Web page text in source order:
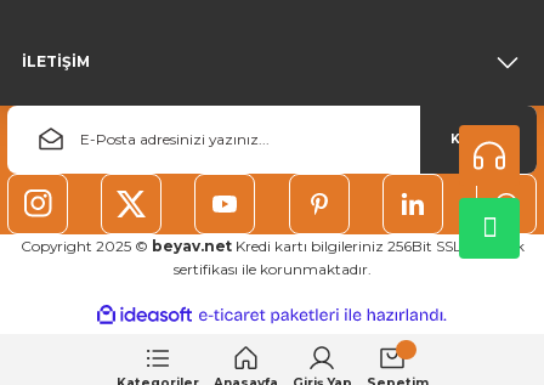
İLETİŞİM
KAYDOL
Copyright 2025 © beyav.netKredi kartı bilgileriniz 256Bit SSL güvenlik
sertifikası ile korunmaktadır.
ideasoft
e-
paketleri